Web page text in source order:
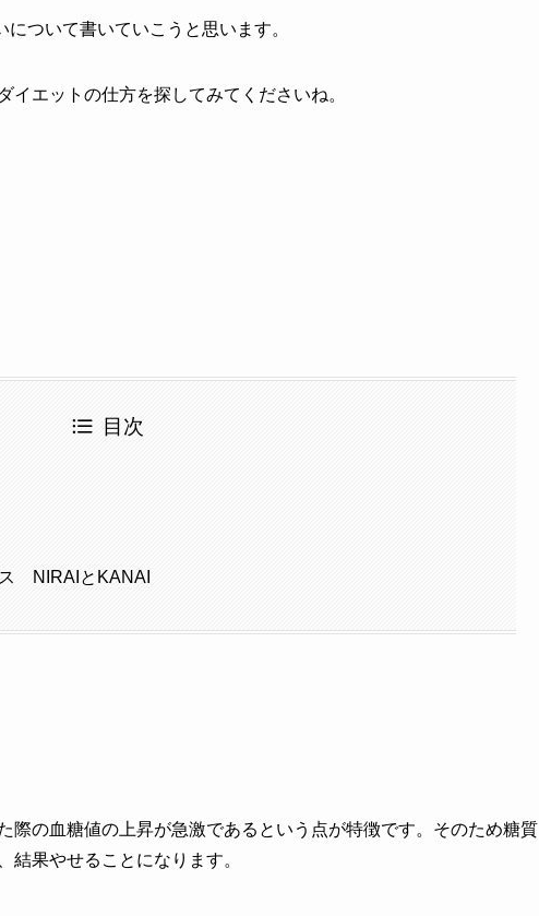
ついて書いていこうと思います。
エットの仕方を探してみてくださいね。
目次
NIRAIとKANAI
際の血糖値の上昇が急激であるという点が特徴です。そのため糖質
結果やせることになります。